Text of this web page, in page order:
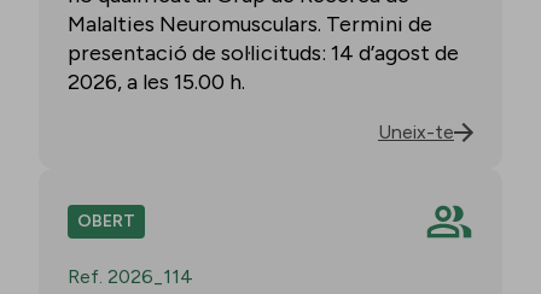
Malalties Neuromusculars. Termini de
presentació de sol·licituds: 14 d’agost de
2026, a les 15.00 h.
Uneix-te
OBERT
Ref. 2026_114